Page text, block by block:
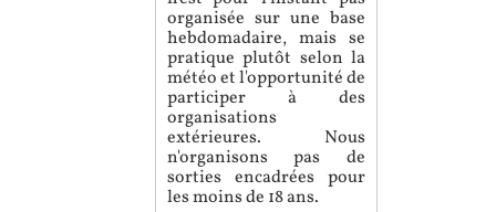
organisée sur une base
hebdomadaire, mais se
pratique plutôt selon la
météo et l'opportunité de
participer à des
organisations
extérieures. Nous
n'organisons pas de
sorties encadrées pour
les moins de 18 ans.